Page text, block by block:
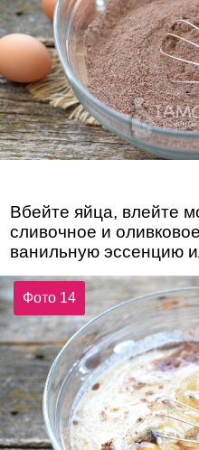
Вбейте яйца, влейте
сливочное и
ванильную эссенцию
Фото 14